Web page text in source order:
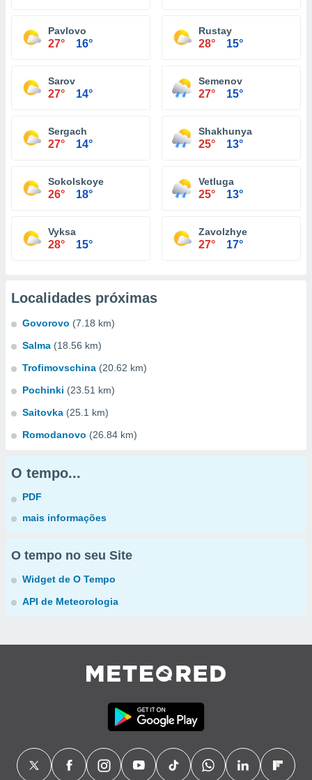
Pavlovo
27° 16°
Rustay
28° 15°
Sarov
27° 14°
Semenov
27° 15°
Sergach
27° 14°
Shakhunya
25° 13°
Sokolskoye
26° 18°
Vetluga
25° 13°
Vyksa
28° 15°
Zavolzhye
27° 17°
Localidades próximas
Govorovo (7.18 km)
Salma (18.56 km)
Trofimovschina (20.62 km)
Pochinki (23.51 km)
Saitovka (25.1 km)
Romodanovo (26.84 km)
O tempo...
PDF
mais informações
O tempo no seu Site
Widget de O Tempo
API de Meteorologia